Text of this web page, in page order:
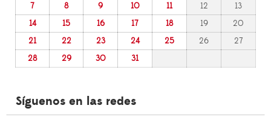
7
8 9 10 11 12
13
14
15 16 17 18 19
20
21
22 23 24 25 26
27
28
29 30 31
Síguenos en las redes